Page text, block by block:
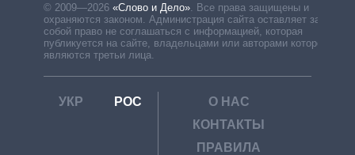
© 2009—2026 «Слово и Дело» Все права защищены и
охраняются законом. Администрация сайта оставляет за
собой право не соглашаться с информацией, которая
публикуется на сайте, владельцами или авторами которой
являются третьи лица.
УКР РОС
О НАС
КОНТАКТЫ
ПРАВИЛА